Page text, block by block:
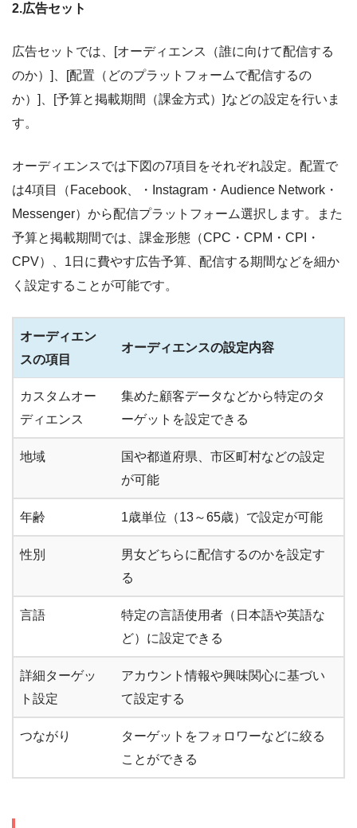
2.広告セット
広告セットでは、[オーディエンス（誰に向けて配信する
のか）]、[配置（どのプラットフォームで配信するの
か）]、[予算と掲載期間（課金方式）]などの設定を行いま
す。
オーディエンスでは下図の7項目をそれぞれ設定。配置で
は4項目（Facebook、・Instagram・Audience Network・
Messenger）から配信プラットフォーム選択します。また
予算と掲載期間では、課金形態（CPC・CPM・CPI・
CPV）、1日に費やす広告予算、配信する期間などを細か
く設定することが可能です。
オーディエン
スの項目
オーディエンスの設定内容
カスタムオー
ディエンス
集めた顧客データなどから特定のタ
ーゲットを設定できる
地域
国や都道府県、市区町村などの設定
が可能
年齢 1歳単位（13～65歳）で設定が可能
性別
男女どちらに配信するのかを設定す
る
言語
特定の言語使用者（日本語や英語な
ど）に設定できる
詳細ターゲッ
ト設定
アカウント情報や興味関心に基づい
て設定する
つながり
ターゲットをフォロワーなどに絞る
ことができる